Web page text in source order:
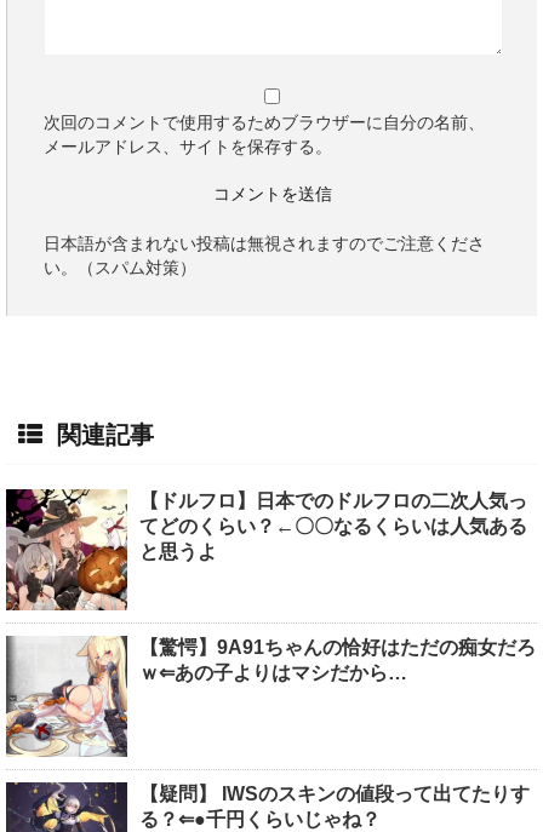
次回のコメントで使用するためブラウザーに自分の名前、
メールアドレス、サイトを保存する。
日本語が含まれない投稿は無視されますのでご注意くださ
い。（スパム対策）
関連記事
【ドルフロ】日本でのドルフロの二次人気っ
てどのくらい？←〇〇なるくらいは人気ある
と思うよ
【驚愕】9A91ちゃんの恰好はただの痴女だろ
ｗ⇐あの子よりはマシだから…
【疑問】 IWSのスキンの値段って出てたりす
る？⇐●千円くらいじゃね？